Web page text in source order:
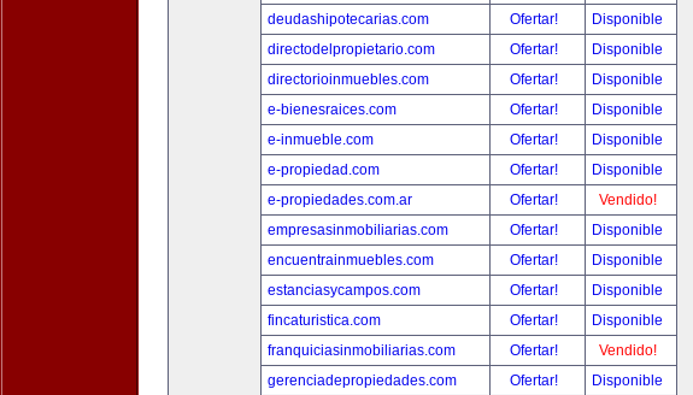
deudashipotecarias.com
Ofertar!
Disponible
directodelpropietario.com
Ofertar!
Disponible
directorioinmuebles.com
Ofertar!
Disponible
e-bienesraices.com
Ofertar!
Disponible
e-inmueble.com
Ofertar!
Disponible
e-propiedad.com
Ofertar!
Disponible
e-propiedades.com.ar
Ofertar!
Vendido!
empresasinmobiliarias.com
Ofertar!
Disponible
encuentrainmuebles.com
Ofertar!
Disponible
estanciasycampos.com
Ofertar!
Disponible
fincaturistica.com
Ofertar!
Disponible
franquiciasinmobiliarias.com
Ofertar!
Vendido!
gerenciadepropiedades.com
Ofertar!
Disponible